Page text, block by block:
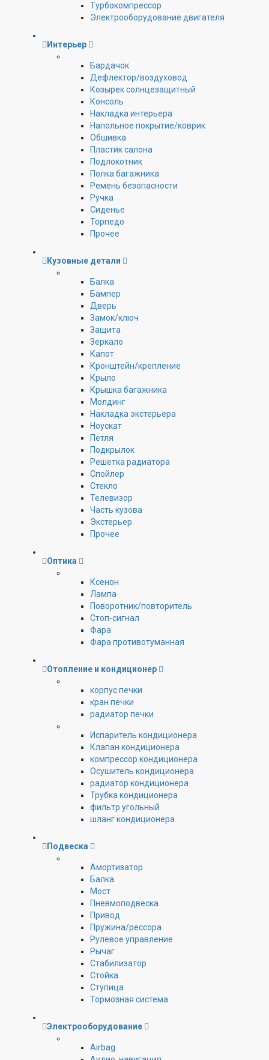
Турбокомпрессор
Электрооборудование двигателя
Интерьер
Бардачок
Дефлектор/воздуховод
Козырек солнцезащитный
Консоль
Накладка интерьера
Напольное покрытие/коврик
Обшивка
Пластик салона
Подлокотник
Полка багажника
Ремень безопасности
Ручка
Сиденье
Торпедо
Прочее
Кузовные детали
Балка
Бампер
Дверь
Замок/ключ
Защита
Зеркало
Капот
Кронштейн/крепление
Крыло
Крышка багажника
Молдинг
Накладка экстерьера
Ноускат
Петля
Подкрылок
Решетка радиатора
Спойлер
Стекло
Телевизор
Часть кузова
Экстерьер
Прочее
Оптика
Ксенон
Лампа
Поворотник/повторитель
Стоп-сигнал
Фара
Фара противотуманная
Отопление и кондиционер
корпус печки
кран печки
радиатор печки
Испаритель кондиционера
Клапан кондиционера
компрессор кондиционера
Осушитель кондиционера
радиатор кондиционера
Трубка кондиционера
фильтр угольный
шланг кондиционера
Подвеска
Амортизатор
Балка
Мост
Пневмоподвеска
Привод
Пружина/рессора
Рулевое управление
Рычаг
Стабилизатор
Стойка
Ступица
Тормозная система
Электрооборудование
Airbag